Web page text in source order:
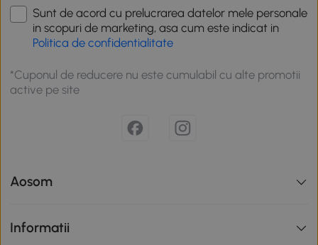
Sunt de acord cu prelucrarea datelor mele personale
in scopuri de marketing, asa cum este indicat in
Politica de confidentialitate
*Cuponul de reducere nu este cumulabil cu alte promotii
active pe site
Aosom
Informatii